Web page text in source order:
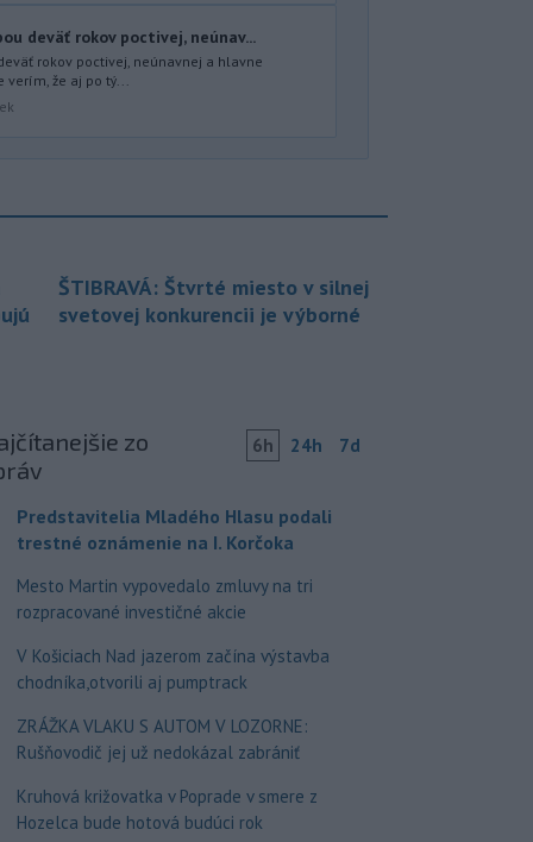
deväť rokov poctivej, neúnav...
rokov poctivej, neúnavnej a hlavne
že aj po tý...
ŠTIBRAVÁ: Štvrté miesto v silnej
svetovej konkurencii je výborné
zo
6h 24h 7d
Predstavitelia Mladého Hlasu podali
trestné oznámenie na I. Korčoka
Mesto Martin vypovedalo zmluvy na tri
rozpracované investičné akcie
V Košiciach Nad jazerom začína výstavba
chodníka,otvorili aj pumptrack
ZRÁŽKA VLAKU S AUTOM V LOZORNE:
Rušňovodič jej už nedokázal zabrániť
Kruhová križovatka v Poprade v smere z
Hozelca bude hotová budúci rok